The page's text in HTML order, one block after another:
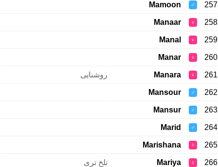
257
♂
Mamoon
258
♀
Manaar
259
♀
Manal
260
♀
Manar
261
♀
Manara روشنایی
262
♂
Mansour
263
♂
Mansur
264
♂
Marid
265
♀
Marishana
266
♀
Mariya تلخ تری